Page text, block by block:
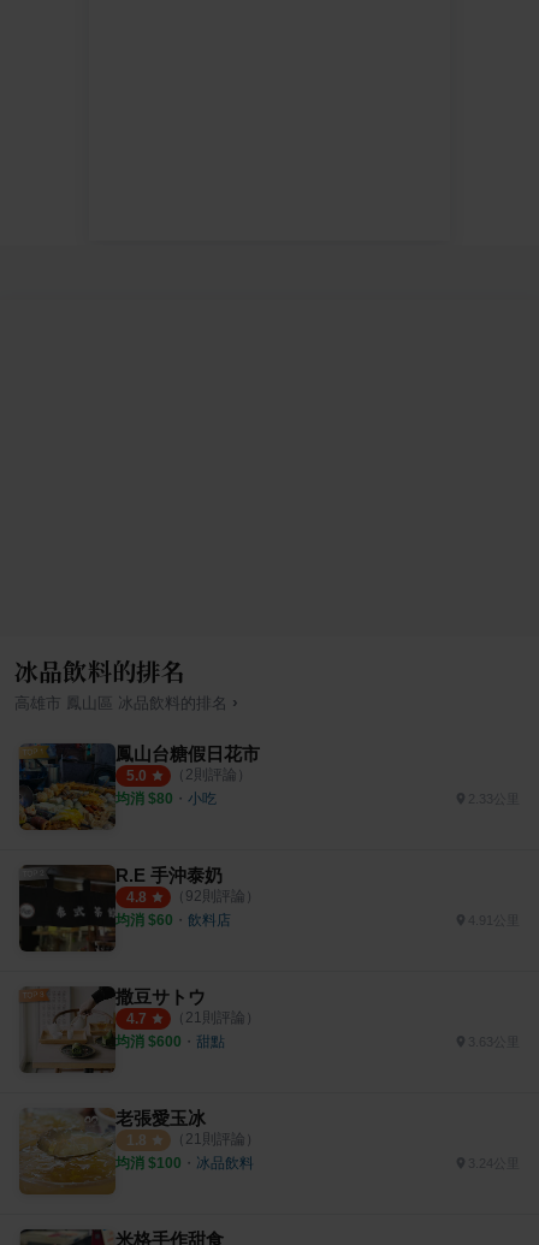
冰品飲料的排名
高雄市 鳳山區 冰品飲料 的排名 ›
鳳山台糖假日花市
5.0 （ 2則評論）
均消 $80 ・ 小吃 2.33公里
R.E 手沖泰奶
4.8 （ 92則評論）
均消 $60 ・ 飲料店 4.91公里
撒豆サトウ
4.7 （ 21則評論）
均消 $600 ・ 甜點 3.63公里
老張愛玉冰
1.8 （ 21則評論）
均消 $100 ・ 冰品飲料 3.24公里
米格手作甜食